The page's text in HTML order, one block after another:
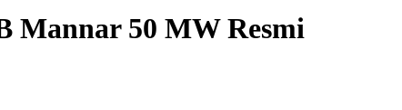
Mannar 50 MW Resmi